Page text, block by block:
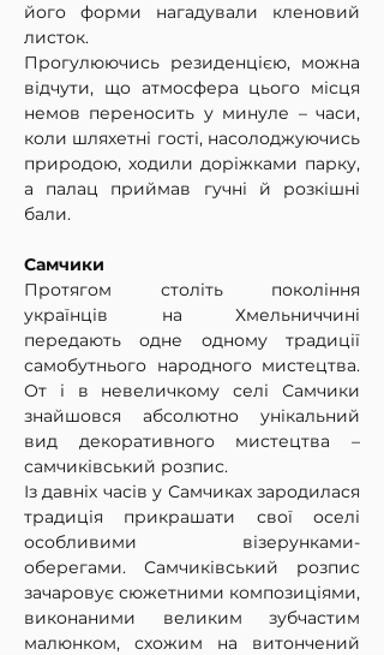
його форми нагадували кленовий
листок.
Прогулюючись резиденцією, можна
відчути, що атмосфера цього місця
немов переносить у минуле – часи,
коли шляхетні гості, насолоджуючись
природою, ходили доріжками парку,
а палац приймав гучні й розкішні
бали.
Самчики
Протягом століть покоління
українців на Хмельниччині
передають одне одному традиції
самобутнього народного мистецтва.
От і в невеличкому селі Самчики
знайшовся абсолютно унікальний
вид декоративного мистецтва –
самчиківський розпис.
Із давніх часів у Самчиках зародилася
традиція прикрашати свої оселі
особливими візерунками-
оберегами. Самчиківський розпис
зачаровує сюжетними композиціями,
виконаними великим зубчастим
малюнком, схожим на витончений